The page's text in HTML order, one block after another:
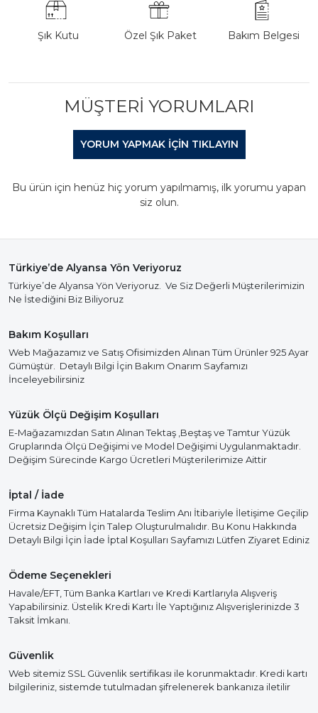
Şık Kutu Özel Şık Paket Bakım Belgesi
MÜŞTERI YORUMLARI
YORUM YAPMAK IÇIN TIKLAYIN
Bu ürün için henüz hiç yorum yapılmamış, ilk yorumu yapan
siz olun.
Türkiye’de Alyansa Yön Veriyoruz
Türkiye’de Alyansa Yön Veriyoruz. Ve Siz Değerli Müşterilerimizin
Ne İstediğini Biz Biliyoruz
Bakım Koşulları
Web Mağazamız ve Satış Ofisimizden Alınan Tüm Ürünler 925 Ayar
Gümüştür. Detaylı Bilgi İçin Bakım Onarım Sayfamızı
İnceleyebilirsiniz
Yüzük Ölçü Değişim Koşulları
E-Mağazamızdan Satın Alınan Tektaş ,Beştaş ve Tamtur Yüzük
Gruplarında Ölçü Değişimi ve Model Değişimi Uygulanmaktadır.
Değişim Sürecinde Kargo Ücretleri Müşterilerimize Aittir
İptal / İade
Firma Kaynaklı Tüm Hatalarda Teslim Anı İtibariyle İletişime Geçilip
Ücretsiz Değişim İçin Talep Oluşturulmalıdır. Bu Konu Hakkında
Detaylı Bilgi İçin İade İptal Koşulları Sayfamızı Lütfen Ziyaret Ediniz
Ödeme Seçenekleri
Havale/EFT, Tüm Banka Kartları ve Kredi Kartlarıyla Alışveriş
Yapabilirsiniz. Üstelik Kredi Kartı İle Yaptığınız Alışverişlerinizde 3
Taksit İmkanı.
Güvenlik
Web sitemiz SSL Güvenlik sertifikası ile korunmaktadır. Kredi kartı
bilgileriniz, sistemde tutulmadan şifrelenerek bankanıza iletilir